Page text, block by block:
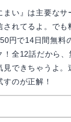
まい』は主要な
されてるよ。でも
円で14日間無料
！全12話だから
見できちゃうよ。
すのが正解！